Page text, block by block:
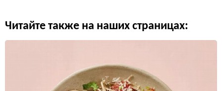
Читайте также на наших страницах: